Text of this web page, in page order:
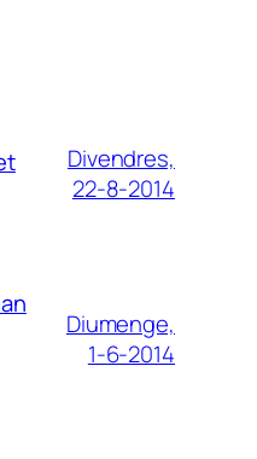
Divendres,
22-8-2014
Diumenge,
1-6-2014